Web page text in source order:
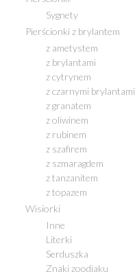
Sygnety
Pierścionki z brylantem
z ametystem
z brylantami
z cytrynem
z czarnymi brylantami
z granatem
z oliwinem
z rubinem
z szafirem
z szmaragdem
z tanzanitem
z topazem
Wisiorki
Inne
Literki
Serduszka
Znaki zoodiaku